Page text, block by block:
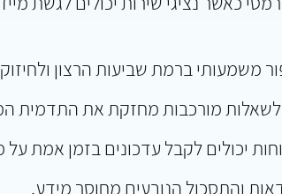
ברמת שביעות הרצון
מורכבות מחזקת את התדמית
יכולים לקבל עדכונים בזמן
והתסכול הנובעים מחוסר מידע.